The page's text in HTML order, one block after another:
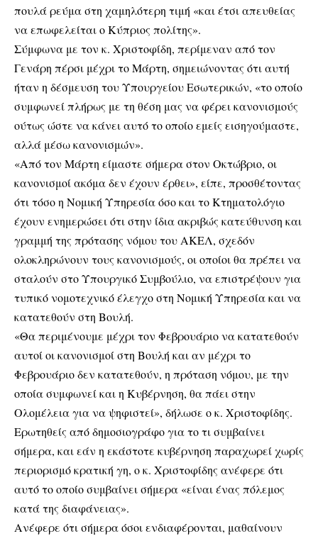
πουλά ρεύμα στη χαμηλότερη τιμή «και έτσι απευθείας
να επωφελείται ο Κύπριος πολίτης».
Σύμφωνα με τον κ. Χριστοφίδη, περίμεναν από τον
Γενάρη πέρσι μέχρι το Μάρτη, σημειώνοντας ότι αυτή
ήταν η δέσμευση του Υπουργείου Εσωτερικών, «το οποίο
συμφωνεί πλήρως με τη θέση μας να φέρει κανονισμούς
ούτως ώστε να κάνει αυτό το οποίο εμείς εισηγούμαστε,
αλλά μέσω κανονισμών».
«Από τον Μάρτη είμαστε σήμερα στον Οκτώβριο, οι
κανονισμοί ακόμα δεν έχουν έρθει», είπε, προσθέτοντας
ότι τόσο η Νομική Υπηρεσία όσο και το Κτηματολόγιο
έχουν ενημερώσει ότι στην ίδια ακριβώς κατεύθυνση και
γραμμή της πρότασης νόμου του ΑΚΕΛ, σχεδόν
ολοκληρώνουν τους κανονισμούς, οι οποίοι θα πρέπει να
σταλούν στο Υπουργικό Συμβούλιο, να επιστρέψουν για
τυπικό νομοτεχνικό έλεγχο στη Νομική Υπηρεσία και να
κατατεθούν στη Βουλή.
«Θα περιμένουμε μέχρι τον Φεβρουάριο να κατατεθούν
αυτοί οι κανονισμοί στη Βουλή και αν μέχρι το
Φεβρουάριο δεν κατατεθούν, η πρόταση νόμου, με την
οποία συμφωνεί και η Κυβέρνηση, θα πάει στην
Ολομέλεια για να ψηφιστεί», δήλωσε ο κ. Χριστοφίδης.
Ερωτηθείς από δημοσιογράφο για το τι συμβαίνει
σήμερα, και εάν η εκάστοτε κυβέρνηση παραχωρεί χωρίς
περιορισμό κρατική γη, ο κ. Χριστοφίδης ανέφερε ότι
αυτό το οποίο συμβαίνει σήμερα «είναι ένας πόλεμος
κατά της διαφάνειας».
Ανέφερε ότι σήμερα όσοι ενδιαφέρονται, μαθαίνουν